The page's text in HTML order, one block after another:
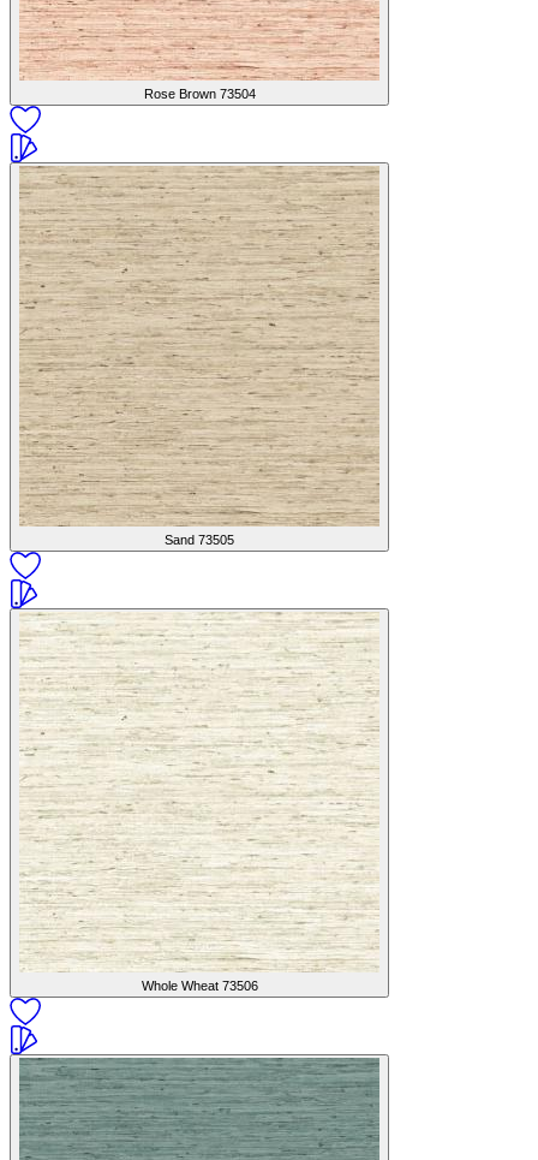
Rose Brown 73504
Sand 73505
Whole Wheat 73506